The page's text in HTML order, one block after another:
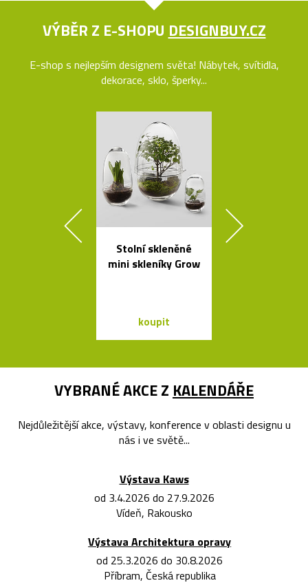
VÝBĚR Z E-SHOPU DESIGNBUY.CZ
E-shop s nejlepším designem světa! Nábytek, svítidla,
dekorace, sklo, šperky...
Stolní skleněné
mini skleníky Grow
koupit
VYBRANÉ AKCE Z KALENDÁŘE
Nejdůležitější akce, výstavy, konference v oblasti designu u
nás i ve světě...
Výstava Kaws
od 3.4.2026 do 27.9.2026
Vídeň, Rakousko
Výstava Architektura opravy
od 25.3.2026 do 30.8.2026
Příbram, Česká republika